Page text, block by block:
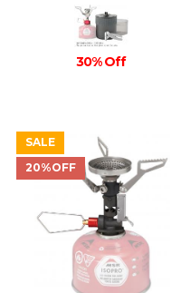
30% Off
SALE
20%OFF